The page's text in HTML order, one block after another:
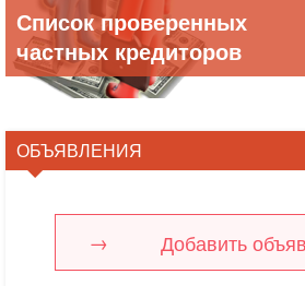
Список проверенных
частных кредиторов
ОБЪЯВЛЕНИЯ
Добавить